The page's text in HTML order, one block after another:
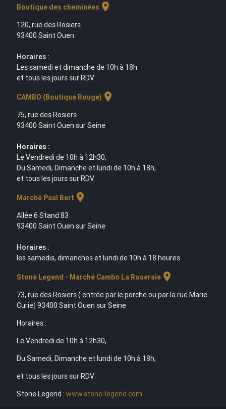
Boutique des cheminées location_on
120, rue des Rosiers
93400 Saint Ouen
Horaires :
Les samedi et dimanche de 10h à 18h
et tous les jours sur RDV.
CAMBO (Boutique Rouge) location_on
75, rue des Rosiers
93400 Saint Ouen sur Seine
Horaires :
Le Vendredi de 10h à 12h30,
Du Samedi, Dimanche et lundi de 10h à 18h,
et tous les jours sur RDV.
Marché Paul Bert location_on
Allée 6 Stand 83
93400 Saint Ouen sur Seine
Horaires :
les samedis, dimanches et lundi de 10h à 18 heures
Stone Legend - Marché Cambo La Roseraielocation_on
73, rue des Rosiers ( entrée par le porche ou par la rue Marie
Curie) 93400 Saint Ouen sur Seine
Horaires :
Le Vendredi de 10h à 12h30,
Du Samedi, Dimanche et lundi de 10h à 18h,
et tous les jours sur RDV.
Stone Legend : www.stone-legend.com